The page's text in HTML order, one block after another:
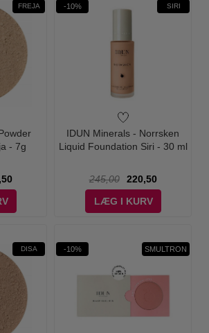
FREJA
- 7g
-10% SIRI
IDUN Minerals - Norrsken
Liquid Foundation Siri - 30 ml
245,00
220,50
LÆG I KURV
DISA -10% SMULTRON